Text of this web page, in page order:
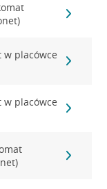
w placówce
w placówce